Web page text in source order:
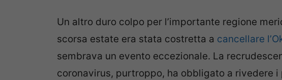
Un altro duro colpo per l’importante regione
scorsa estate era stata costretta a cancellare
sembrava un evento eccezionale. La
coronavirus, purtroppo, ha obbligato a rivedere